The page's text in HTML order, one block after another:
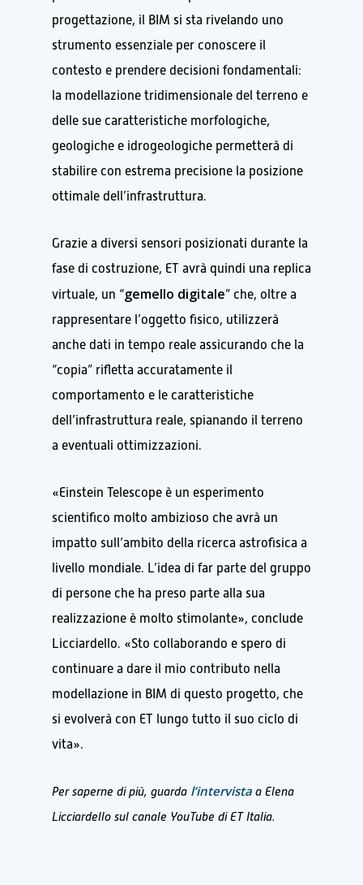
progettazione, il BIM si sta rivelando uno
strumento essenziale per conoscere il
contesto e prendere decisioni fondamentali:
la modellazione tridimensionale del terreno e
delle sue caratteristiche morfologiche,
geologiche e idrogeologiche permetterà di
stabilire con estrema precisione la posizione
ottimale dell’infrastruttura.
Grazie a diversi sensori posizionati durante la
fase di costruzione, ET avrà quindi una replica
virtuale, un “gemello digitale” che, oltre a
rappresentare l’oggetto fisico, utilizzerà
anche dati in tempo reale assicurando che la
“copia” rifletta accuratamente il
comportamento e le caratteristiche
dell’infrastruttura reale, spianando il terreno
a eventuali ottimizzazioni.
«Einstein Telescope è un esperimento
scientifico molto ambizioso che avrà un
impatto sull’ambito della ricerca astrofisica a
livello mondiale. L’idea di far parte del gruppo
di persone che ha preso parte alla sua
realizzazione è molto stimolante», conclude
Licciardello. «Sto collaborando e spero di
continuare a dare il mio contributo nella
modellazione in BIM di questo progetto, che
si evolverà con ET lungo tutto il suo ciclo di
vita».
Per saperne di più, guarda l’intervista a Elena
Licciardello sul canale YouTube di ET Italia.